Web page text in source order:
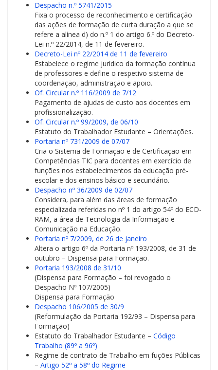
Despacho n.º 5741/2015
Fixa o processo de reconhecimento e certificação
das ações de formação de curta duração a que se
refere a alínea d) do n.º 1 do artigo 6.º do Decreto-
Lei n.º 22/2014, de 11 de fevereiro.
Decreto-Lei nº 22/2014 de 11 de fevereiro
Estabelece o regime jurídico da formação contínua
de professores e define o respetivo sistema de
coordenação, administração e apoio.
Of. Circular n.º 116/2009 de 7/12
Pagamento de ajudas de custo aos docentes em
profissionalização.
Of. Circular n.º 99/2009, de 06/10
Estatuto do Trabalhador Estudante – Orientações.
Portaria nº 731/2009 de 07/07
Cria o Sistema de Formação e de Certificação em
Competências TIC para docentes em exercício de
funções nos estabelecimentos da educação pré-
escolar e dos ensinos básico e secundário.
Despacho nº 36/2009 de 02/07
Considera, para além das áreas de formação
especializada referidas no nº 1 do artigo 54º do ECD-
RAM, a área de Tecnologia da Informação e
Comunicação na Educação.
Portaria nº 7/2009, de 26 de janeiro
Altera o artigo 6º da Portaria nº 193/2008, de 31 de
outubro – Dispensa para Formação.
Portaria 193/2008 de 31/10
(Dispensa para Formação – foi revogado o
Despacho Nº 107/2005)
Dispensa para Formação
Despacho 106/2005 de 30/9
(Reformulação da Portaria 192/93 – Dispensa para
Formação)
Estatuto do Trabalhador Estudante – Código
Trabalho (89º a 96º)
Regime de contrato de Trabalho em fuções Públicas
– Artigo 52º a 58º do Regime